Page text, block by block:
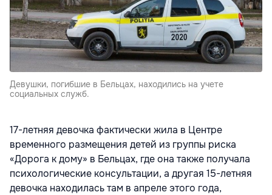
Девушки, погибшие в Бельцах, находились на учете
социальных служб.
17-летняя девочка фактически жила в Центре
временного размещения детей из группы риска
«Дорога к дому» в Бельцах, где она также получала
психологические консультации, а другая 15-летняя
девочка находилась там в апреле этого года,